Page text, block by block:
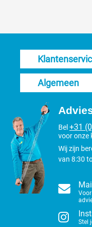
On tondeuse
Voor een langere
snijmessen.is het
dat de kopjes
schoonmaken van de
na het scheren van de
Na het schoonmaken
olie. Berg vervolgens de
Zo voorkom je dat het
Algemeen
Bel +31
voor onze
Wij zijn
van 8:30
Stel